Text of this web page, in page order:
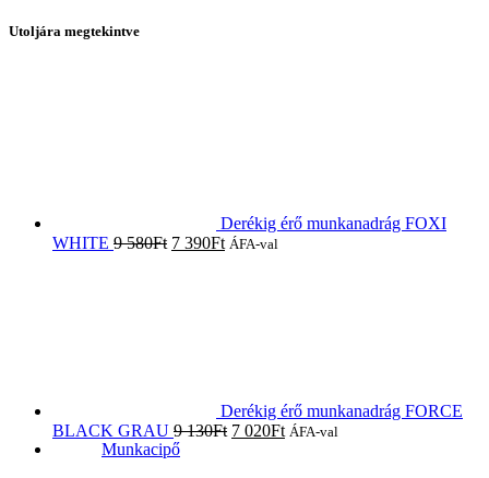
Munkacipő
Utoljára megtekintve
Derékig érő munkanadrág FOXI
WHITE 9 580Ft 7 390Ft ÁFA-val
Derékig érő munkanadrág FORCE
BLACK GRAU 9 130Ft 7 020Ft ÁFA-val